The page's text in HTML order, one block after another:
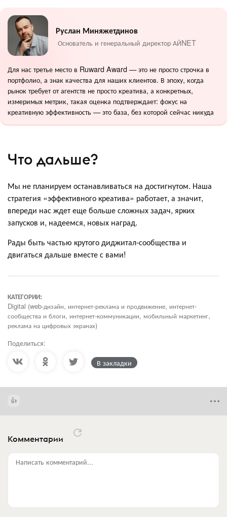
Руслан Миняжетдинов
Основатель и генеральный директор АЙNET
Для нас третье место в Ruward Award — это не просто строчка в
портфолио, а знак качества для наших клиентов. В эпоху, когда
рынок требует от агентств не просто креатива, а конкретных,
измеримых метрик, такая оценка подтверждает: фокус на
креативную эффективность — это база, без которой сейчас никуда
Что дальше?
Мы не планируем останавливаться на достигнутом. Наша
стратегия «эффективного креатива» работает, а значит,
впереди нас ждет еще больше сложных задач, ярких
запусков и, надеемся, новых наград.
Рады быть частью крутого диджитал-сообщества и
двигаться дальше вместе с вами!
КАТЕГОРИИ:
Digital (web-дизайн, интернет-реклама и продвижение, интернет-
сообщества и блоги, интернет-коммуникации, мобильный маркетинг,
реклама на цифровых экранах)
Поделиться:
В закладки
Комментарии
Написать комментарий...